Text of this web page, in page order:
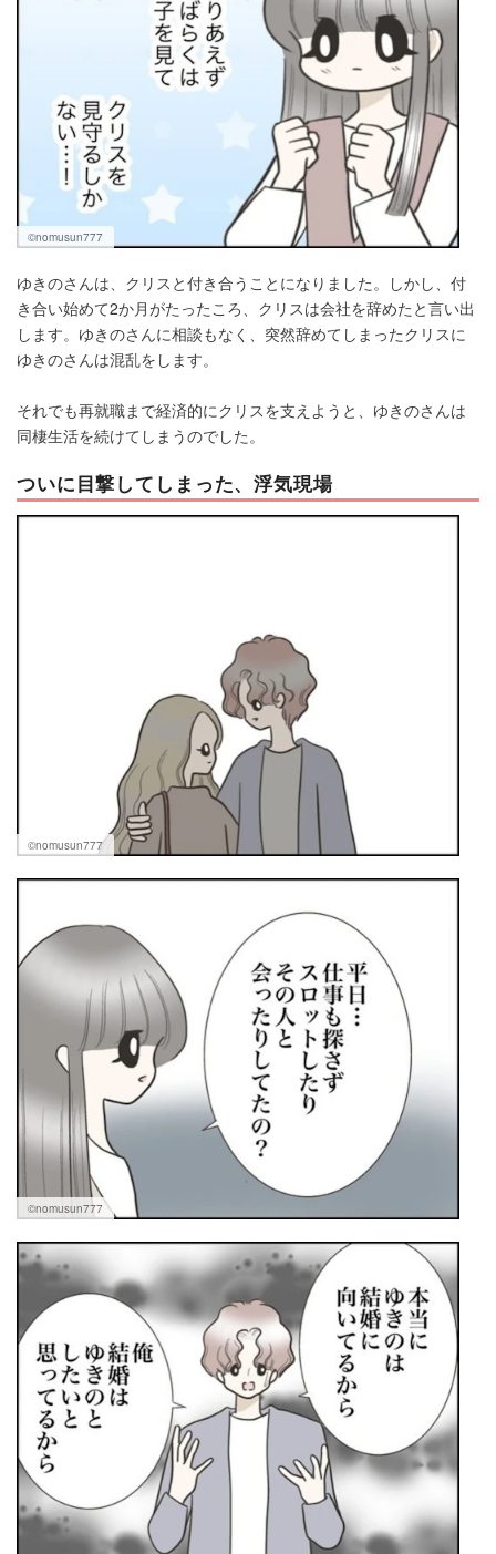
©nomusun777
ゆきのさんは、クリスと付き合うことになりました。しかし、付
き合い始めて2か月がたったころ、クリスは会社を辞めたと言い出
します。ゆきのさんに相談もなく、突然辞めてしまったクリスに
ゆきのさんは混乱をします。
それでも再就職まで経済的にクリスを支えようと、ゆきのさんは
同棲生活を続けてしまうのでした。
ついに目撃してしまった、浮気現場
©nomusun777
©nomusun777